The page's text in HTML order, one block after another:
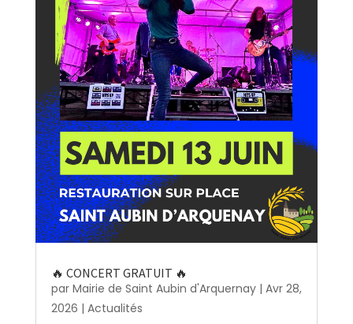
🔥 CONCERT GRATUIT 🔥
par Mairie de Saint Aubin d'Arquernay| Avr 28,
2026 | Actualités